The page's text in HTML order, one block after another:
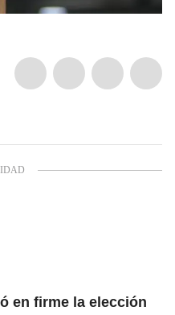
en firme la elección